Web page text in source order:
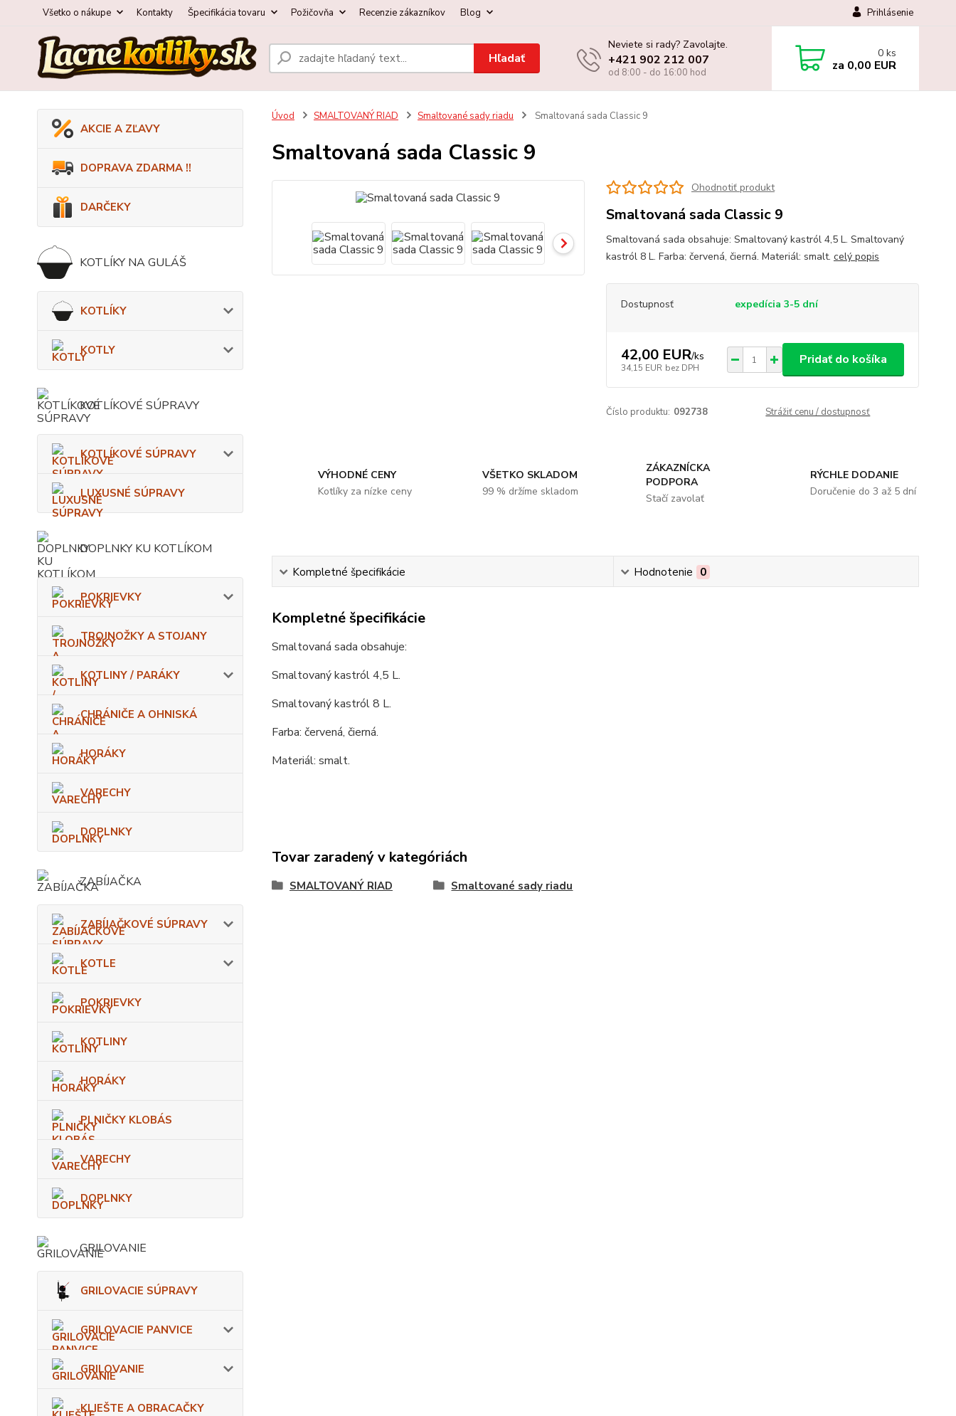
Všetko o nákupe Kontakty Špecifikácia tovaru Požičovňa Recenzie zákazníkov Blog Prihlásenie
Hľadať
Neviete si rady? Zavolajte.
+421 902 212 007
od 8:00 - do 16:00 hod
0 ks
za 0,00 EUR
AKCIE A ZĽAVY
DOPRAVA ZDARMA !!
DARČEKY
KOTLÍKY NA GULÁŠ
KOTLÍKY
KOTLY
KOTLÍKOVÉ SÚPRAVY
KOTLÍKOVÉ SÚPRAVY
LUXUSNÉ SÚPRAVY
DOPLNKY KU KOTLÍKOM
POKRIEVKY
TROJNOŽKY A STOJANY
KOTLINY / PARÁKY
CHRÁNIČE A OHNISKÁ
HORÁKY
VARECHY
DOPLNKY
ZABÍJAČKA
ZABÍJAČKOVÉ SÚPRAVY
KOTLE
POKRIEVKY
KOTLINY
HORÁKY
PLNIČKY KLOBÁS
VARECHY
DOPLNKY
GRILOVANIE
GRILOVACIE SÚPRAVY
GRILOVACIE PANVICE
GRILOVANIE
KLIEŠTE A OBRACAČKY
Úvod SMALTOVANÝ RIAD Smaltované sady riadu Smaltovaná sada Classic 9
Smaltovaná sada Classic 9
Ohodnotiť produkt
Smaltovaná sada Classic 9
Smaltovaná sada obsahuje: Smaltovaný kastról 4,5 L. Smaltovaný
kastról 8 L. Farba: červená, čierná. Materiál: smalt. celý popis
Dostupnosť expedícia 3-5 dní
42,00 EUR/ks
34,15 EUR bez DPH
Pridať do košíka
Číslo produktu: 092738 Strážiť cenu / dostupnosť
VÝHODNÉ CENY
Kotlíky za nízke ceny
VŠETKO SKLADOM
99 % držíme skladom
ZÁKAZNÍCKA
PODPORA
Stačí zavolať
RÝCHLE DODANIE
Doručenie do 3 až 5 dní
Kompletné špecifikácie Hodnotenie 0
Kompletné špecifikácie
Smaltovaná sada obsahuje:
Smaltovaný kastról 4,5 L.
Smaltovaný kastról 8 L.
Farba: červená, čierná.
Materiál: smalt.
Tovar zaradený v kategóriách
SMALTOVANÝ RIAD Smaltované sady riadu